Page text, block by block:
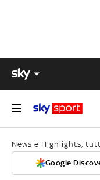
News e Highlights,
Google